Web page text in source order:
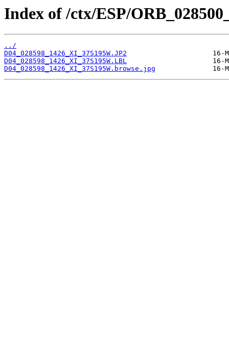
Index of /ctx/ESP/
../
D04_028598_1426_XI_37S195W.JP2
D04_028598_1426_XI_37S195W.LBL
D04_028598_1426_XI_37S195W.browse.jpg